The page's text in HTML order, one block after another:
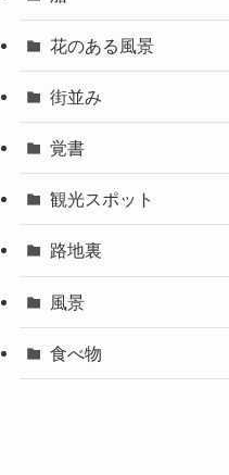
花のある風景
街並み
覚書
観光スポット
路地裏
風景
食べ物